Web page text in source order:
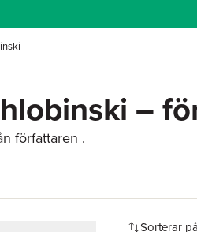
–
författaren .
Sorterar